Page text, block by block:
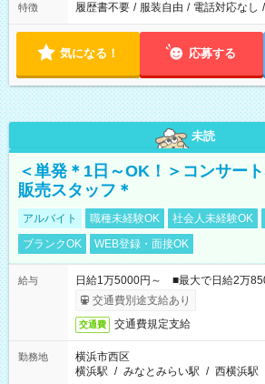
特徴 履歴書不要 / 服装自由 / 電話対応なし /
気になる！ 応募する
未読
＜単発＊1日～OK！＞コンサー
販売スタッフ＊
アルバイト 職種未経験OK 社会人未経験OK
ブランクOK
WEB登録・面接OK
給与
日給1万5000円～ ■最大で日給2万
交通費別途支給あり
交通費 交通費規定支給
勤務地
横浜市西区
横浜駅 / みなとみらい駅 / 西横浜駅